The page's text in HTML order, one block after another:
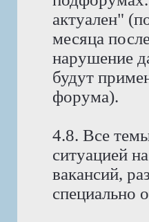
актуален"
месяца
нарушение
будут
форума).
4.8. Все
ситуацией
вакансий,
специально